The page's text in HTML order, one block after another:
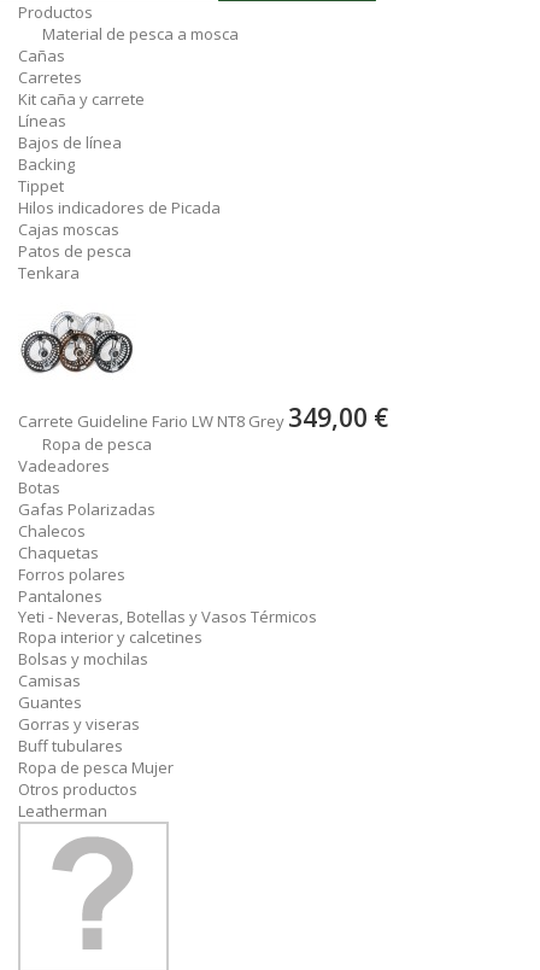
Productos
Material de pesca a mosca
Cañas
Carretes
Kit caña y carrete
Líneas
Bajos de línea
Backing
Tippet
Hilos indicadores de Picada
Cajas moscas
Patos de pesca
Tenkara
Carrete Guideline Fario LW NT8 Grey 349,00 €
Ropa de pesca
Vadeadores
Botas
Gafas Polarizadas
Chalecos
Chaquetas
Forros polares
Pantalones
Yeti - Neveras, Botellas y Vasos Térmicos
Ropa interior y calcetines
Bolsas y mochilas
Camisas
Guantes
Gorras y viseras
Buff tubulares
Ropa de pesca Mujer
Otros productos
Leatherman